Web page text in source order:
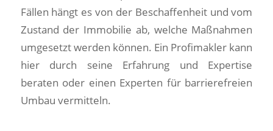
Fällen hängt es von der Beschaffenheit und vom
Zustand der Immobilie ab, welche Maßnahmen
umgesetzt werden können. Ein Profimakler kann
hier durch seine Erfahrung und Expertise
beraten oder einen Experten für barrierefreien
Umbau vermitteln.